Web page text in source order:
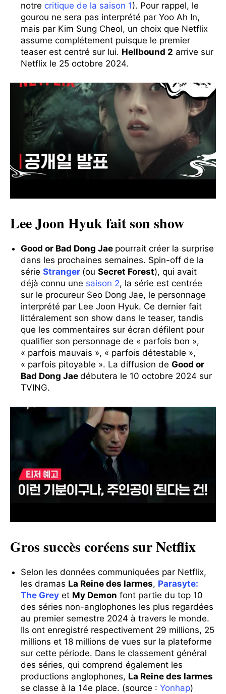
notre critique de la saison 1). Pour rappel, le
gourou ne sera pas interprété par Yoo Ah In,
mais par Kim Sung Cheol, un choix que Netflix
assume complétement puisque le premier
teaser est centré sur lui. Hellbound 2 arrive sur
Netflix le 25 octobre 2024.
Lee Joon Hyuk fait son show
Good or Bad Dong Jae pourrait créer la surprise
dans les prochaines semaines. Spin-off de la
série Stranger (ou Secret Forest), qui avait
déjà connu une saison 2, la série est centrée
sur le procureur Seo Dong Jae, le personnage
interprété par Lee Joon Hyuk. Ce dernier fait
littéralement son show dans le teaser, tandis
que les commentaires sur écran défilent pour
qualifier son personnage de « parfois bon »,
« parfois mauvais », « parfois détestable »,
« parfois pitoyable ». La diffusion de Good or
Bad Dong Jae débutera le 10 octobre 2024 sur
TVING.
Gros succès coréens sur Netflix
Selon les données communiquées par Netflix,
les dramas La Reine des larmes, Parasyte:
The Grey et My Demon font partie du top 10
des séries non-anglophones les plus regardées
au premier semestre 2024 à travers le monde.
Ils ont enregistré respectivement 29 millions, 25
millions et 18 millions de vues sur la plateforme
sur cette période. Dans le classement général
des séries, qui comprend également les
productions anglophones, La Reine des larmes
se classe à la 14e place. (source : Yonhap)